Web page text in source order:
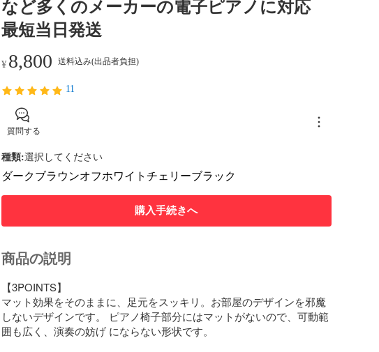
など多くのメーカーの電子ピアノに対応
最短当日発送
¥ 8,800 送料込み(出品者負担)
11
質問する
種類:選択してください
ダークブラウンオフホワイト チェリーブラック
購入手続きへ
商品の説明
【3POINTS】
マット効果をそのままに、足元をスッキリ。お部屋のデザインを邪魔
しないデザインです。 ピアノ椅子部分にはマットがないので、可動範
囲も広く、演奏の妨げ にならない形状です。